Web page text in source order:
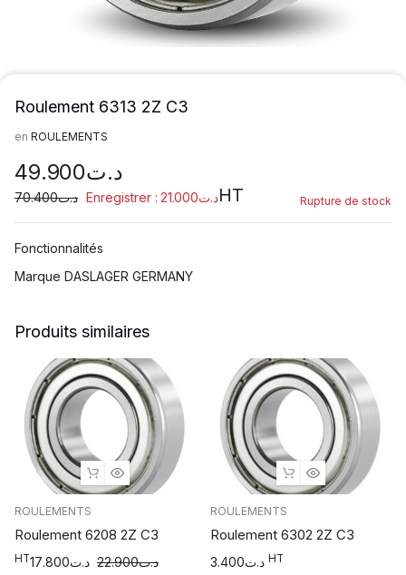
Roulement 6313 2Z C3
en ROULEMENTS
د.ت49.900
د.ت70.400 Enregistrer : د.ت21.000 HT Rupture de stock
Fonctionnalités
Marque DASLAGER GERMANY
Produits similaires
ROULEMENTS
Roulement 6208 2Z C3
د.ت17.800 د.ت22.900
HT
ROULEMENTS
Roulement 6302 2Z C3
د.ت3.400 HT